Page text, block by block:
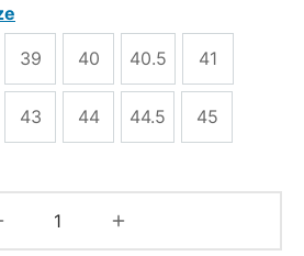
39 40 40.5 41
43 44 44.5 45